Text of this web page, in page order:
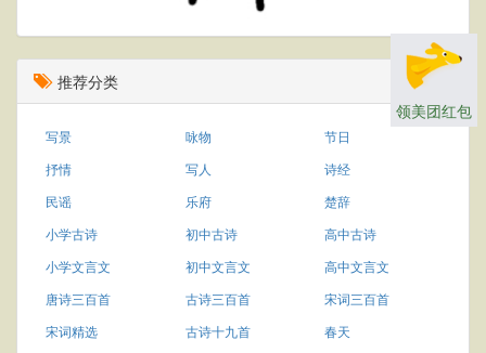
推荐分类
写景 咏物
节日
抒情
写人
诗经
民谣
乐府
楚辞
小学古诗
初中古诗
高中古诗
小学文言文
初中文言文
高中文言文
唐诗三百首
古诗三百首
宋词三百首
宋词精选
古诗十九首
春天
领美团红包